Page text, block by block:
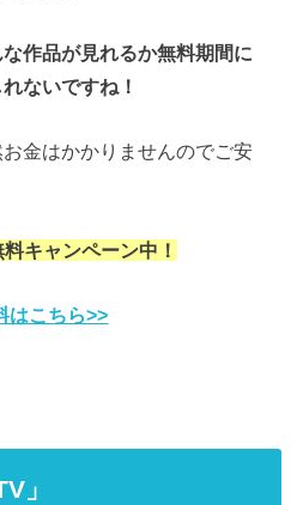
作品が見れるか無料期間に
ないですね！
金はかかりませんのでご安
キャンペーン中！
はこちら>>
」